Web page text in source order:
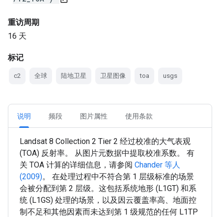
重访周期
16 天
标记
c2 全球 陆地卫星 卫星图像 toa usgs
说明 频段 图片属性 使用条款
Landsat 8 Collection 2 Tier 2 经过校准的大气表观
(TOA) 反射率。 从图片元数据中提取校准系数。 有
关 TOA 计算的详细信息，请参阅 Chander 等人
(2009)。 在处理过程中不符合第 1 层级标准的场景
会被分配到第 2 层级。这包括系统地形 (L1GT) 和系
统 (L1GS) 处理的场景，以及因云覆盖率高、地面控
制不足和其他因素而未达到第 1 级规范的任何 L1TP